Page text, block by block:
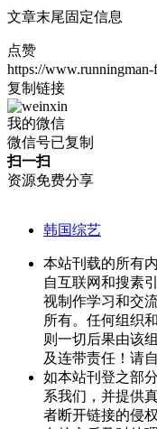
文章末尾固定信息
点赞
https://
复制链接
我的微信
微信号已复制
扫一扫
资源免费分享
韩国综艺
本站刊载的所有
自互联网和搜素
视制作学习和交
所有。任何组织
则一切后果由该
及连带责任！请
如本站刊登之部
系我们，并提供
者断开链接的侵